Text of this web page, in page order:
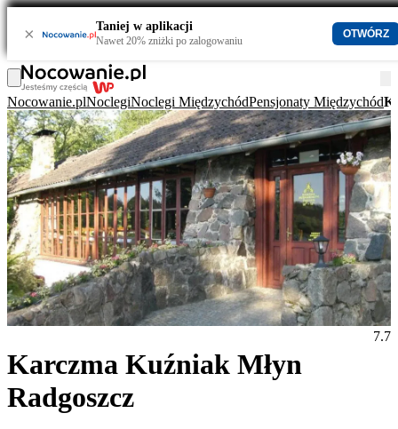
× Taniej w aplikacji
Nawet 20% zniżki po zalogowaniu
OTWÓRZ
Nocowanie.plNoclegiNoclegi MiędzychódPensjonaty Międzychód
Karczma Kuźniak Młyn
Radgoszcz
7.7